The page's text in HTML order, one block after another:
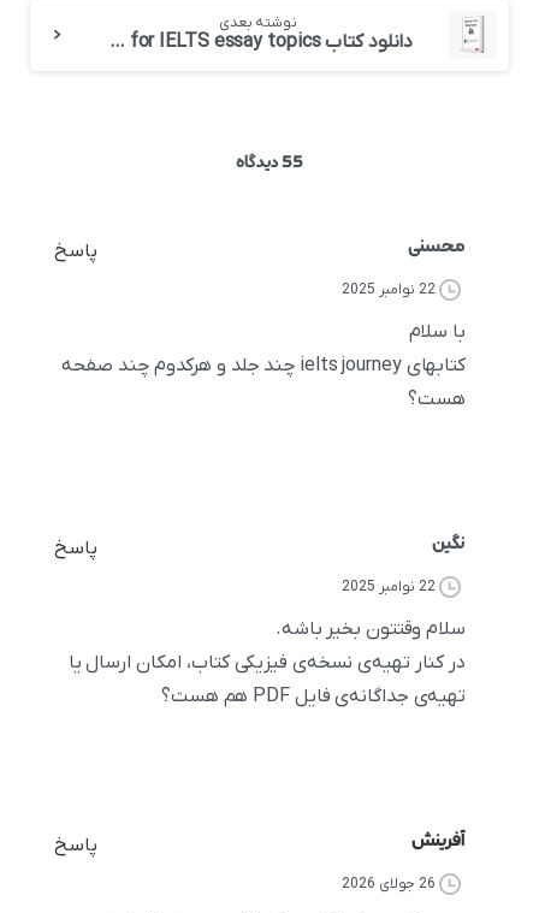
نوشته بعدی
دانلود کتاب Ideas for IELTS essay topics خانم لیز
55 دیدگاه
محسنی پاسخ
22 نوامبر 2025
با سلام
کتابهای ielts journey چند جلد و هرکدوم چند صفحه
هست؟
نگین پاسخ
22 نوامبر 2025
سلام وقتتون بخیر باشه.
در کنار تهیه‌ی نسخه‌ی فیزیکی کتاب، امکان ارسال یا
تهیه‌ی جداگانه‌ی فایل PDF هم هست؟
آفرینش پاسخ
26 جولای 2026